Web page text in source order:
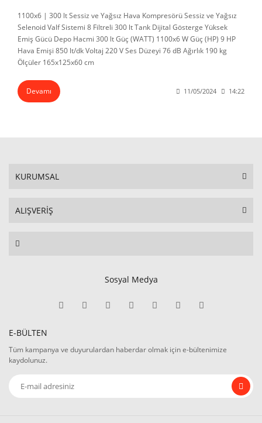
1100x6 | 300 lt Sessiz ve Yağsız Hava Kompresörü Sessiz ve Yağsız
Selenoid Valf Sistemi 8 Filtreli 300 lt Tank Dijital Gösterge Yüksek
Emiş Gücü Depo Hacmi 300 lt Güç (WATT) 1100x6 W Güç (HP) 9 HP
Hava Emişi 850 lt/dk Voltaj 220 V Ses Düzeyi 76 dB Ağırlık 190 kg
Ölçüler 165x125x60 cm
Devamı 11/05/2024 14:22
KURUMSAL
ALIŞVERİŞ
Sosyal Medya
E-BÜLTEN
Tüm kampanya ve duyurulardan haberdar olmak için e-bültenimize
kaydolunuz.